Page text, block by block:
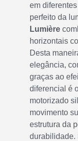
em
perfeito da
Lumière
horizontais
Desta
elegância,
graças ao
diferencial é
motorizado
movimento
estrutura da
durabilidade.